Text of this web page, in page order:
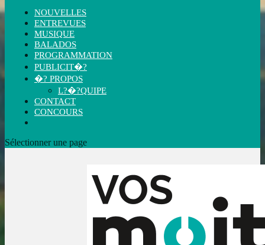
NOUVELLES
ENTREVUES
MUSIQUE
BALADOS
PROGRAMMATION
PUBLICIT�?
�? PROPOS
L?�?QUIPE
CONTACT
CONCOURS
Sélectionner une page